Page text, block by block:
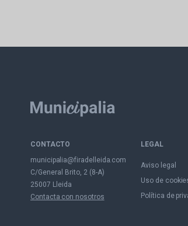
CONTACTO
municipalia@firadelleida.com
C/General Brito, 2 (8-A)
25007 Lleida
Contacta con nosotros
LEGAL
Aviso legal
Uso de
Política de